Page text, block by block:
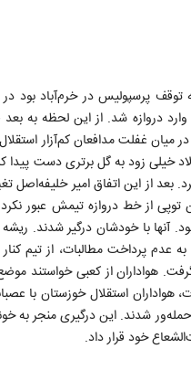
دروازه شد. از این لحظه به بعد
غفلت مدافعان کم‌آزار
خیلی زود به گل برتری دست
از این اتفاق امیر خلیفه‌اصل
از خط دروازه تیمش عبور
آنها با خودشان درگیر شدند.
پرداخت مطالبات، از تیم
هواداران از کعبی خواستند
هواداران استقلال خوزستان با
شدند. این درگیری منجر به